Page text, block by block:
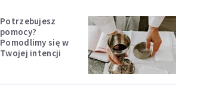
Potrzebujesz
pomocy?
Pomodlimy się w
Twojej intencji